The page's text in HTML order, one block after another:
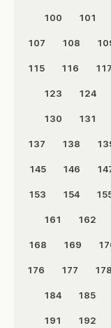
100 101
107 108
115 116 117
123 124
130 131
137 138
145 146
153 154
161 162
168 169
176 177 178
184 185
191 192